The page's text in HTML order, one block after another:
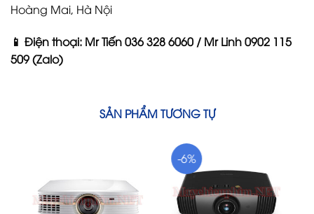
Hoàng Mai, Hà Nội
📱 Điện thoại: Mr Tiến 036 328 6060 / Mr Linh 0902 115
509 (Zalo)
SẢN PHẨM TƯƠNG TỰ
-6%